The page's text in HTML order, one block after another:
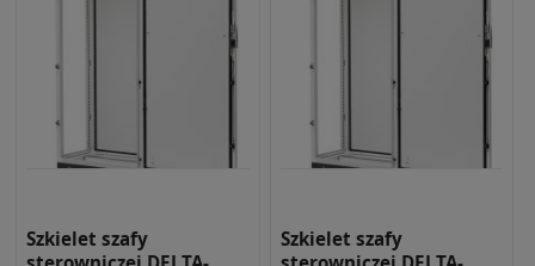
Szkielet szafy
Szkielet szafy